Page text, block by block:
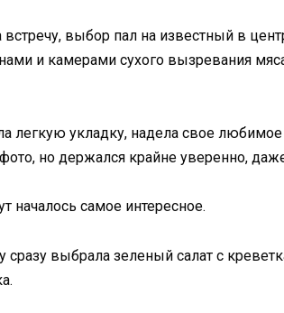
встречу, выбор пал на известный в
и камерами сухого вызревания
легкую укладку, надела свое
но держался крайне уверенно,
началось самое интересное.
выбрала зеленый салат с